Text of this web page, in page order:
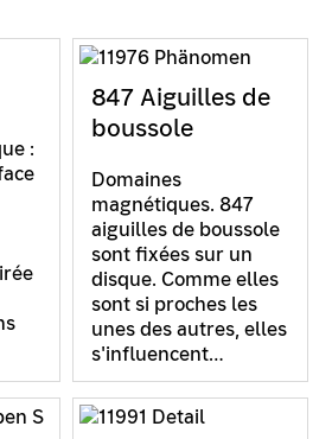
:
847 Aiguilles de
boussole
Domaines
magnétiques. 847
aiguilles de boussole
sont fixées sur un
disque. Comme elles
sont si proches les
unes des autres, elles
s'influencent…